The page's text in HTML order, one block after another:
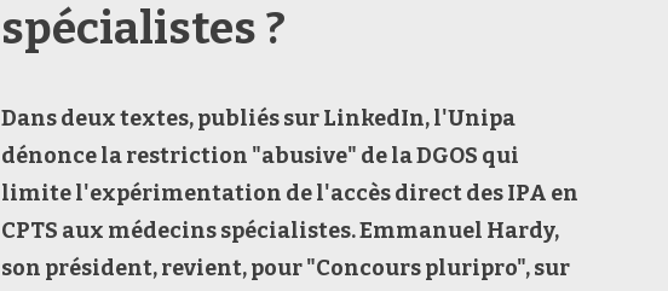
spécialistes ?
Dans deux textes, publiés sur LinkedIn,l'Unipa
dénonce larestriction "abusive" dela DGOS qui
limitel'expérimentation de l'accès direct des IPA en
CPTS aux médecins spécialistes. Emmanuel Hardy,
son président,revient,pour "Concours pluripro", sur